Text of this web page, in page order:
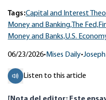
Tags:Capital and Interest
Money and Banking, The Fed,
Money and Banks,U.S.
06/23/2026• Mises Daily•Joseph
Listen to this article